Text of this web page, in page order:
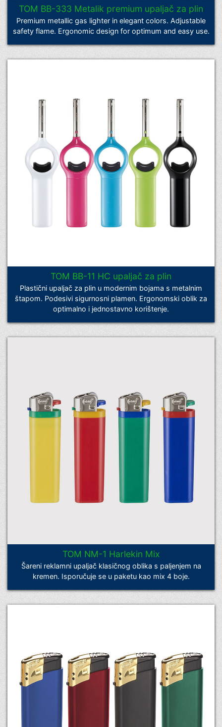
TOM BB-333 Metalik premium upaljač za plin
Premium metallic gas lighter in elegant colors. Adjustable
safety flame. Ergonomic design for optimum and easy use.
TOM BB-11 HC upaljač za plin
Plastični upaljač za plin u modernim bojama s metalnim
štapom. Podesivi sigurnosni plamen. Ergonomski oblik za
optimalno i jednostavno korištenje.
TOM NM-1 Harlekin Mix
Šareni reklamni upaljač klasičnog oblika s paljenjem na
kremen. Isporučuje se u paketu kao mix 4 boje.